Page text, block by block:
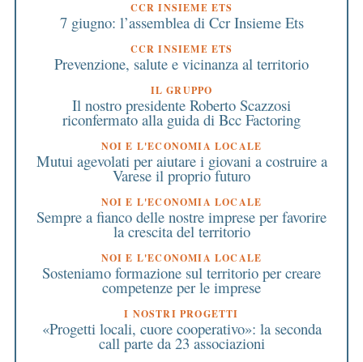
CCR INSIEME ETS
7 giugno: l’assemblea di Ccr Insieme Ets
CCR INSIEME ETS
Prevenzione, salute e vicinanza al territorio
IL GRUPPO
Il nostro presidente Roberto Scazzosi
riconfermato alla guida di Bcc Factoring
NOI E L'ECONOMIA LOCALE
Mutui agevolati per aiutare i giovani a costruire a
Varese il proprio futuro
NOI E L'ECONOMIA LOCALE
Sempre a fianco delle nostre imprese per favorire
la crescita del territorio
NOI E L'ECONOMIA LOCALE
Sosteniamo formazione sul territorio per creare
competenze per le imprese
I NOSTRI PROGETTI
«Progetti locali, cuore cooperativo»: la seconda
call parte da 23 associazioni